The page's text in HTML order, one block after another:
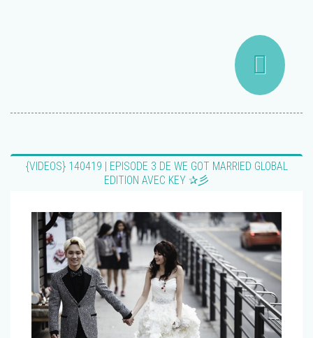
{VIDEOS} 140419 | EPISODE 3 DE WE GOT MARRIED GLOBAL
EDITION AVEC KEY ✰彡